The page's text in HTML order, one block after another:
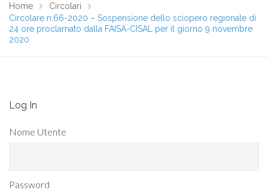
Home
Circolari
Circolare n.66-2020 – Sospensione dello sciopero regionale di
24 ore proclamato dalla FAISA-CISAL per il giorno 9 novembre
2020
Log In
Nome Utente
Password